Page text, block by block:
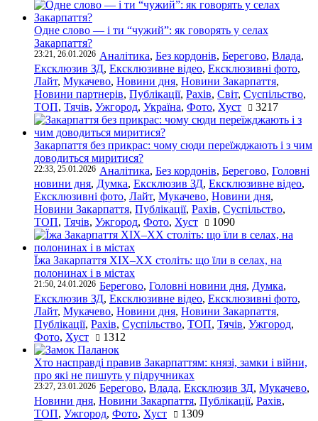
Одне слово — і ти “чужий”: як говорять у селах
Закарпаття?
23:21, 26.01.2026 Аналітика, Без кордонів, Берегово, Влада,
Ексклюзив ЗД, Ексклюзивне відео, Ексклюзивні фото,
Лайт, Мукачево, Новини дня, Новини Закарпаття,
Новини партнерів, Публікації, Рахів, Світ, Суспільство,
ТОП, Тячів, Ужгород, Україна, Фото, Хуст 3217
Закарпаття без прикрас: чому сюди переїжджають і з чим
доводиться миритися?
22:33, 25.01.2026 Аналітика, Без кордонів, Берегово, Головні
новини дня, Думка, Ексклюзив ЗД, Ексклюзивне відео,
Ексклюзивні фото, Лайт, Мукачево, Новини дня,
Новини Закарпаття, Публікації, Рахів, Суспільство,
ТОП, Тячів, Ужгород, Фото, Хуст 1090
Їжа Закарпаття ХІХ–ХХ століть: що їли в селах, на
полонинах і в містах
21:50, 24.01.2026 Берегово, Головні новини дня, Думка,
Ексклюзив ЗД, Ексклюзивне відео, Ексклюзивні фото,
Лайт, Мукачево, Новини дня, Новини Закарпаття,
Публікації, Рахів, Суспільство, ТОП, Тячів, Ужгород,
Фото, Хуст 1312
Хто насправді правив Закарпаттям: князі, замки і війни,
про які не пишуть у підручниках
23:27, 23.01.2026 Берегово, Влада, Ексклюзив ЗД, Мукачево,
Новини дня, Новини Закарпаття, Публікації, Рахів,
ТОП, Ужгород, Фото, Хуст 1309